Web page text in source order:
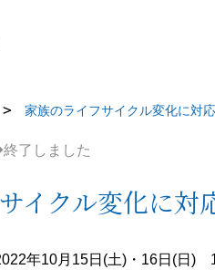
家族のライフサイクル変化に対
了しました
イクル変化に
年10月15日(土)・16日(日)